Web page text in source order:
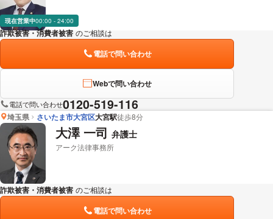
現在営業中00:00 - 24:00
詐欺被害・消費者被害 のご相談は
電話で問い合わせ
Webで問い合わせ
電話で問い合わせ0120-519-116
埼玉県 さいたま市大宮区大宮駅徒歩8分
大澤 一司 弁護士
アーク法律事務所
詐欺被害・消費者被害 のご相談は
電話で問い合わせ